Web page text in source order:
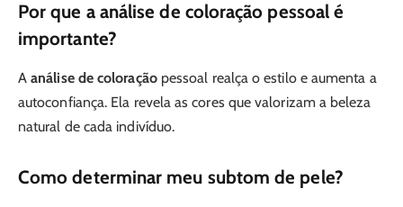
Por que a análise de coloração pessoal é
importante?
Aanálise de coloraçãopessoal realça o estilo e aumenta a
autoconfiança. Ela revela as cores que valorizam a beleza
natural de cada indivíduo.
Como determinar meu subtom de pele?